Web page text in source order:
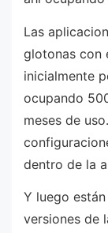
Las
glotonas con
inicialmente
ocupando
meses de
dentro de la
Y luego
versiones de